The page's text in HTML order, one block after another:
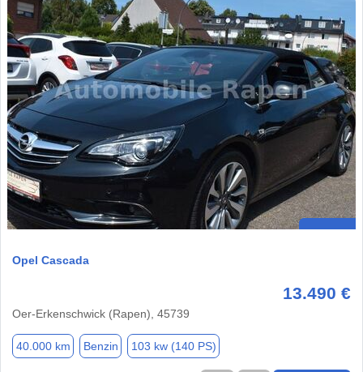
Opel Cascada
13.490 €
Oer-Erkenschwick (Rapen), 45739
40.000 km Benzin 103 kw (140 PS)